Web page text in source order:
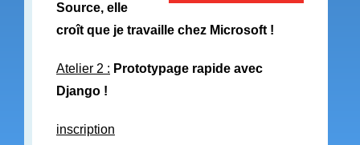
Source, elle
croît que je travaille chez Microsoft !
Atelier 2 : Prototypage rapide avec
Django !
inscription